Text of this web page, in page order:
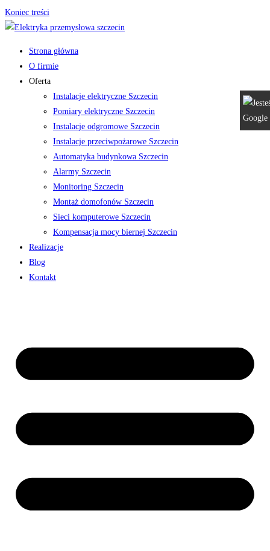
Koniec treści
Strona główna
O firmie
Oferta
Instalacje elektryczne Szczecin
Pomiary elektryczne Szczecin
Instalacje odgromowe Szczecin
Instalacje przeciwpożarowe Szczecin
Automatyka budynkowa Szczecin
Alarmy Szczecin
Monitoring Szczecin
Montaż domofonów Szczecin
Sieci komputerowe Szczecin
Kompensacja mocy biernej Szczecin
Realizacje
Blog
Kontakt